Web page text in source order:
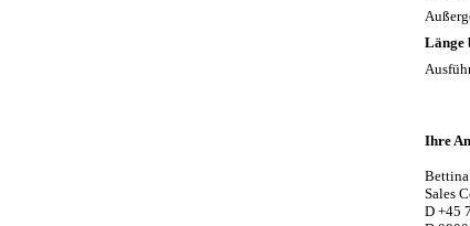
Länge
Ihre
Sales
D +45